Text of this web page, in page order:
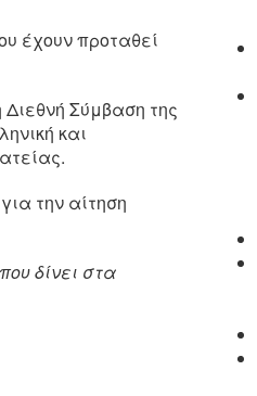
έχουν προταθεί
Σύμβαση της
και
την αίτηση
δίνει στα